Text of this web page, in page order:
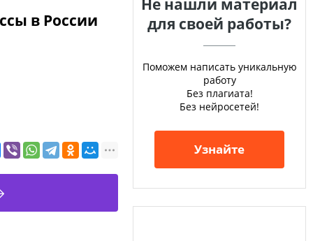
в России
Не нашли материал
для своей работы?
Поможем написать уникальную
работу
Без плагиата!
Без нейросетей!
Узнайте